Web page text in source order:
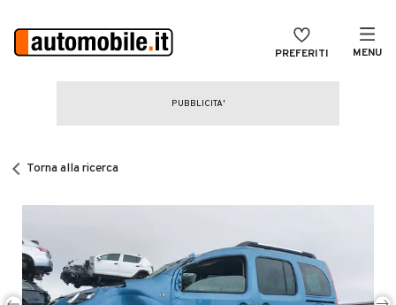
PREFERITI MENU
CERCA
Noleggio a lungo termine
Auto d'epoca
Torna alla ricerca